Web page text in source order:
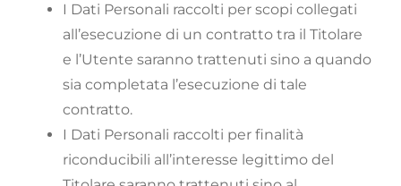
I Dati Personali raccolti per scopi collegati
all’esecuzione di un contratto tra il Titolare
e l’Utente saranno trattenuti sino a quando
sia completata l’esecuzione di tale
contratto.
I Dati Personali raccolti per finalità
riconducibili all’interesse legittimo del